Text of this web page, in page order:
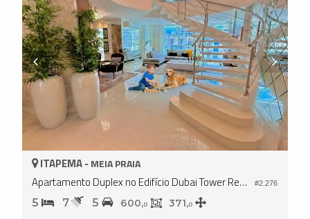
#2.276
ITAPEMA - MEIA PRAIA
Apartamento Duplex no Edifício Dubai Tower Residence
5 7 5 600,0 371,0